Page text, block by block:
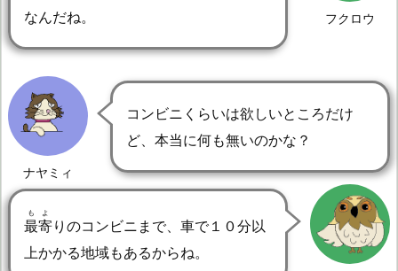
フクロウ
なんだね。
ナヤミィ
コンビニくらいは欲しいところだけ
ど、本当に何も無いのかな？
最寄
もよ
りのコンビニまで、車で１０分以
上かかる地域もあるからね。